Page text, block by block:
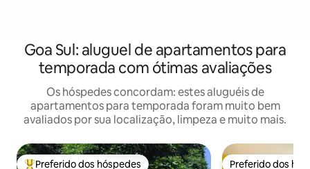
Goa Sul: aluguel de apartamentos para
temporada com ótimas avaliações
Os hóspedes concordam: estes aluguéis de
apartamentos para temporada foram muito bem
avaliados por sua localização, limpeza e muito mais.
Preferido dos hóspedes Preferido dos